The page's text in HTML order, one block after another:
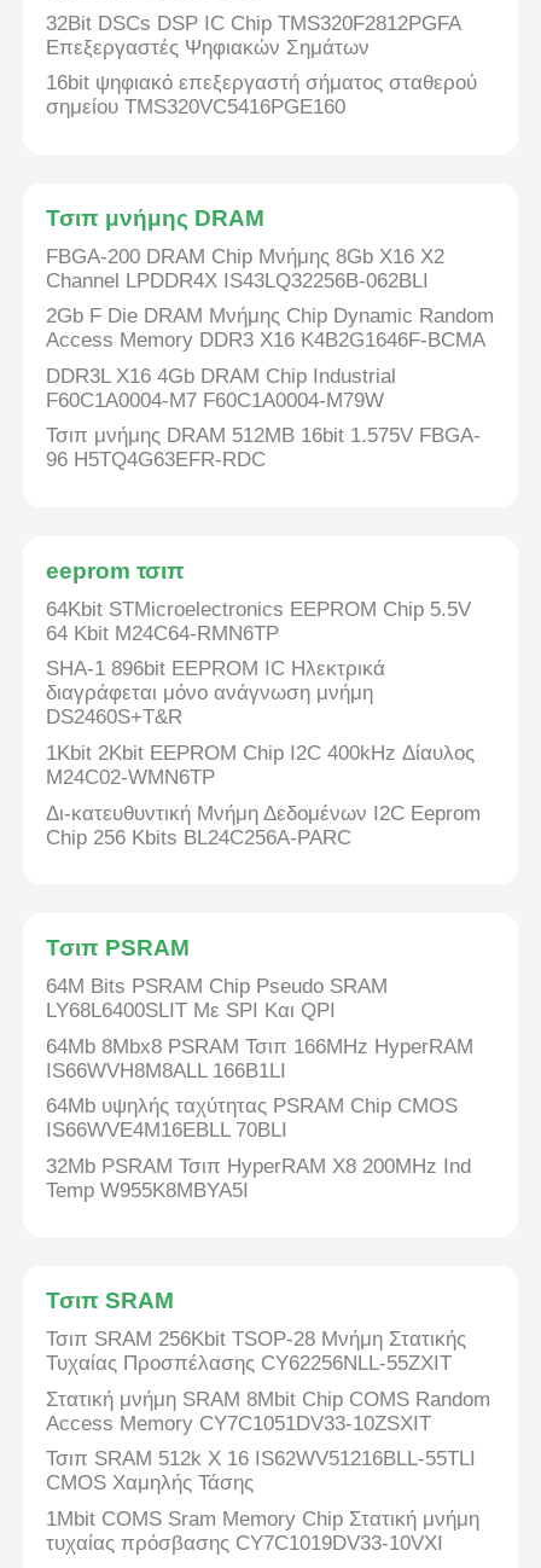
Σχετικά με εμάς
Επισκέψεις στο εργοστάσιο
Επικοινωνήστε μαζί μας
Ειδήσεις
Υποθέσεις
Φύλακας πύλης προγραμματισμού πεδίου FPGA
Σύστημα SOC σε τσιπ
MPU IC
ΚΑΠΚΑΠΚΑ
Ανιχνευτής θερμότητας υπέρυθρου
Τσιπ μνήμης DRAM
eeprom τσιπ
Τσιπ PSRAM
Χωρίς φλας
Κύκλωμα διακόπτη EPROM
UART IC
ADC DAC
32Bit DSCs DSP IC Chip TMS320F2812PGFA
Επεξεργαστές Ψηφιακών Σημάτων
16bit ψηφιακό επεξεργαστή σήματος σταθερού
σημείου TMS320VC5416PGE160
Τσιπ μνήμης DRAM
FBGA-200 DRAM Chip Μνήμης 8Gb X16 X2
Channel LPDDR4X IS43LQ32256B-062BLI
2Gb F Die DRAM Μνήμης Chip Dynamic Random
Access Memory DDR3 X16 K4B2G1646F-BCMA
DDR3L X16 4Gb DRAM Chip Industrial
F60C1A0004-M7 F60C1A0004-M79W
Τσιπ μνήμης DRAM 512MB 16bit 1.575V FBGA-
96 H5TQ4G63EFR-RDC
eeprom τσιπ
64Kbit STMicroelectronics EEPROM Chip 5.5V
64 Kbit M24C64-RMN6TP
SHA-1 896bit EEPROM IC Ηλεκτρικά
διαγράφεται μόνο ανάγνωση μνήμη
DS2460S+T&R
1Kbit 2Kbit EEPROM Chip I2C 400kHz Δίαυλος
M24C02-WMN6TP
Δι-κατευθυντική Μνήμη Δεδομένων I2C Eeprom
Chip 256 Kbits BL24C256A-PARC
Τσιπ PSRAM
64M Bits PSRAM Chip Pseudo SRAM
LY68L6400SLIT Με SPI Και QPI
64Mb 8Mbx8 PSRAM Τσιπ 166MHz HyperRAM
IS66WVH8M8ALL 166B1LI
64Mb υψηλής ταχύτητας PSRAM Chip CMOS
IS66WVE4M16EBLL 70BLI
32Mb PSRAM Τσιπ HyperRAM X8 200MHz Ind
Temp W955K8MBYA5I
Τσιπ SRAM
Τσιπ SRAM 256Kbit TSOP-28 Μνήμη Στατικής
Τυχαίας Προσπέλασης CY62256NLL-55ZXIT
Στατική μνήμη SRAM 8Mbit Chip COMS Random
Access Memory CY7C1051DV33-10ZSXIT
Τσιπ SRAM 512k X 16 IS62WV51216BLL-55TLI
CMOS Χαμηλής Τάσης
1Mbit COMS Sram Memory Chip Στατική μνήμη
τυχαίας πρόσβασης CY7C1019DV33-10VXI